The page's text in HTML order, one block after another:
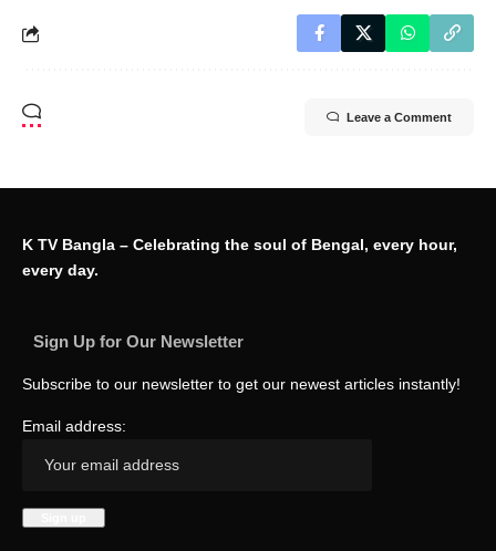
Leave a Comment
K TV Bangla – Celebrating the soul of Bengal, every hour,
every day.
Sign Up for Our Newsletter
Subscribe to our newsletter to get our newest articles instantly!
Email address: